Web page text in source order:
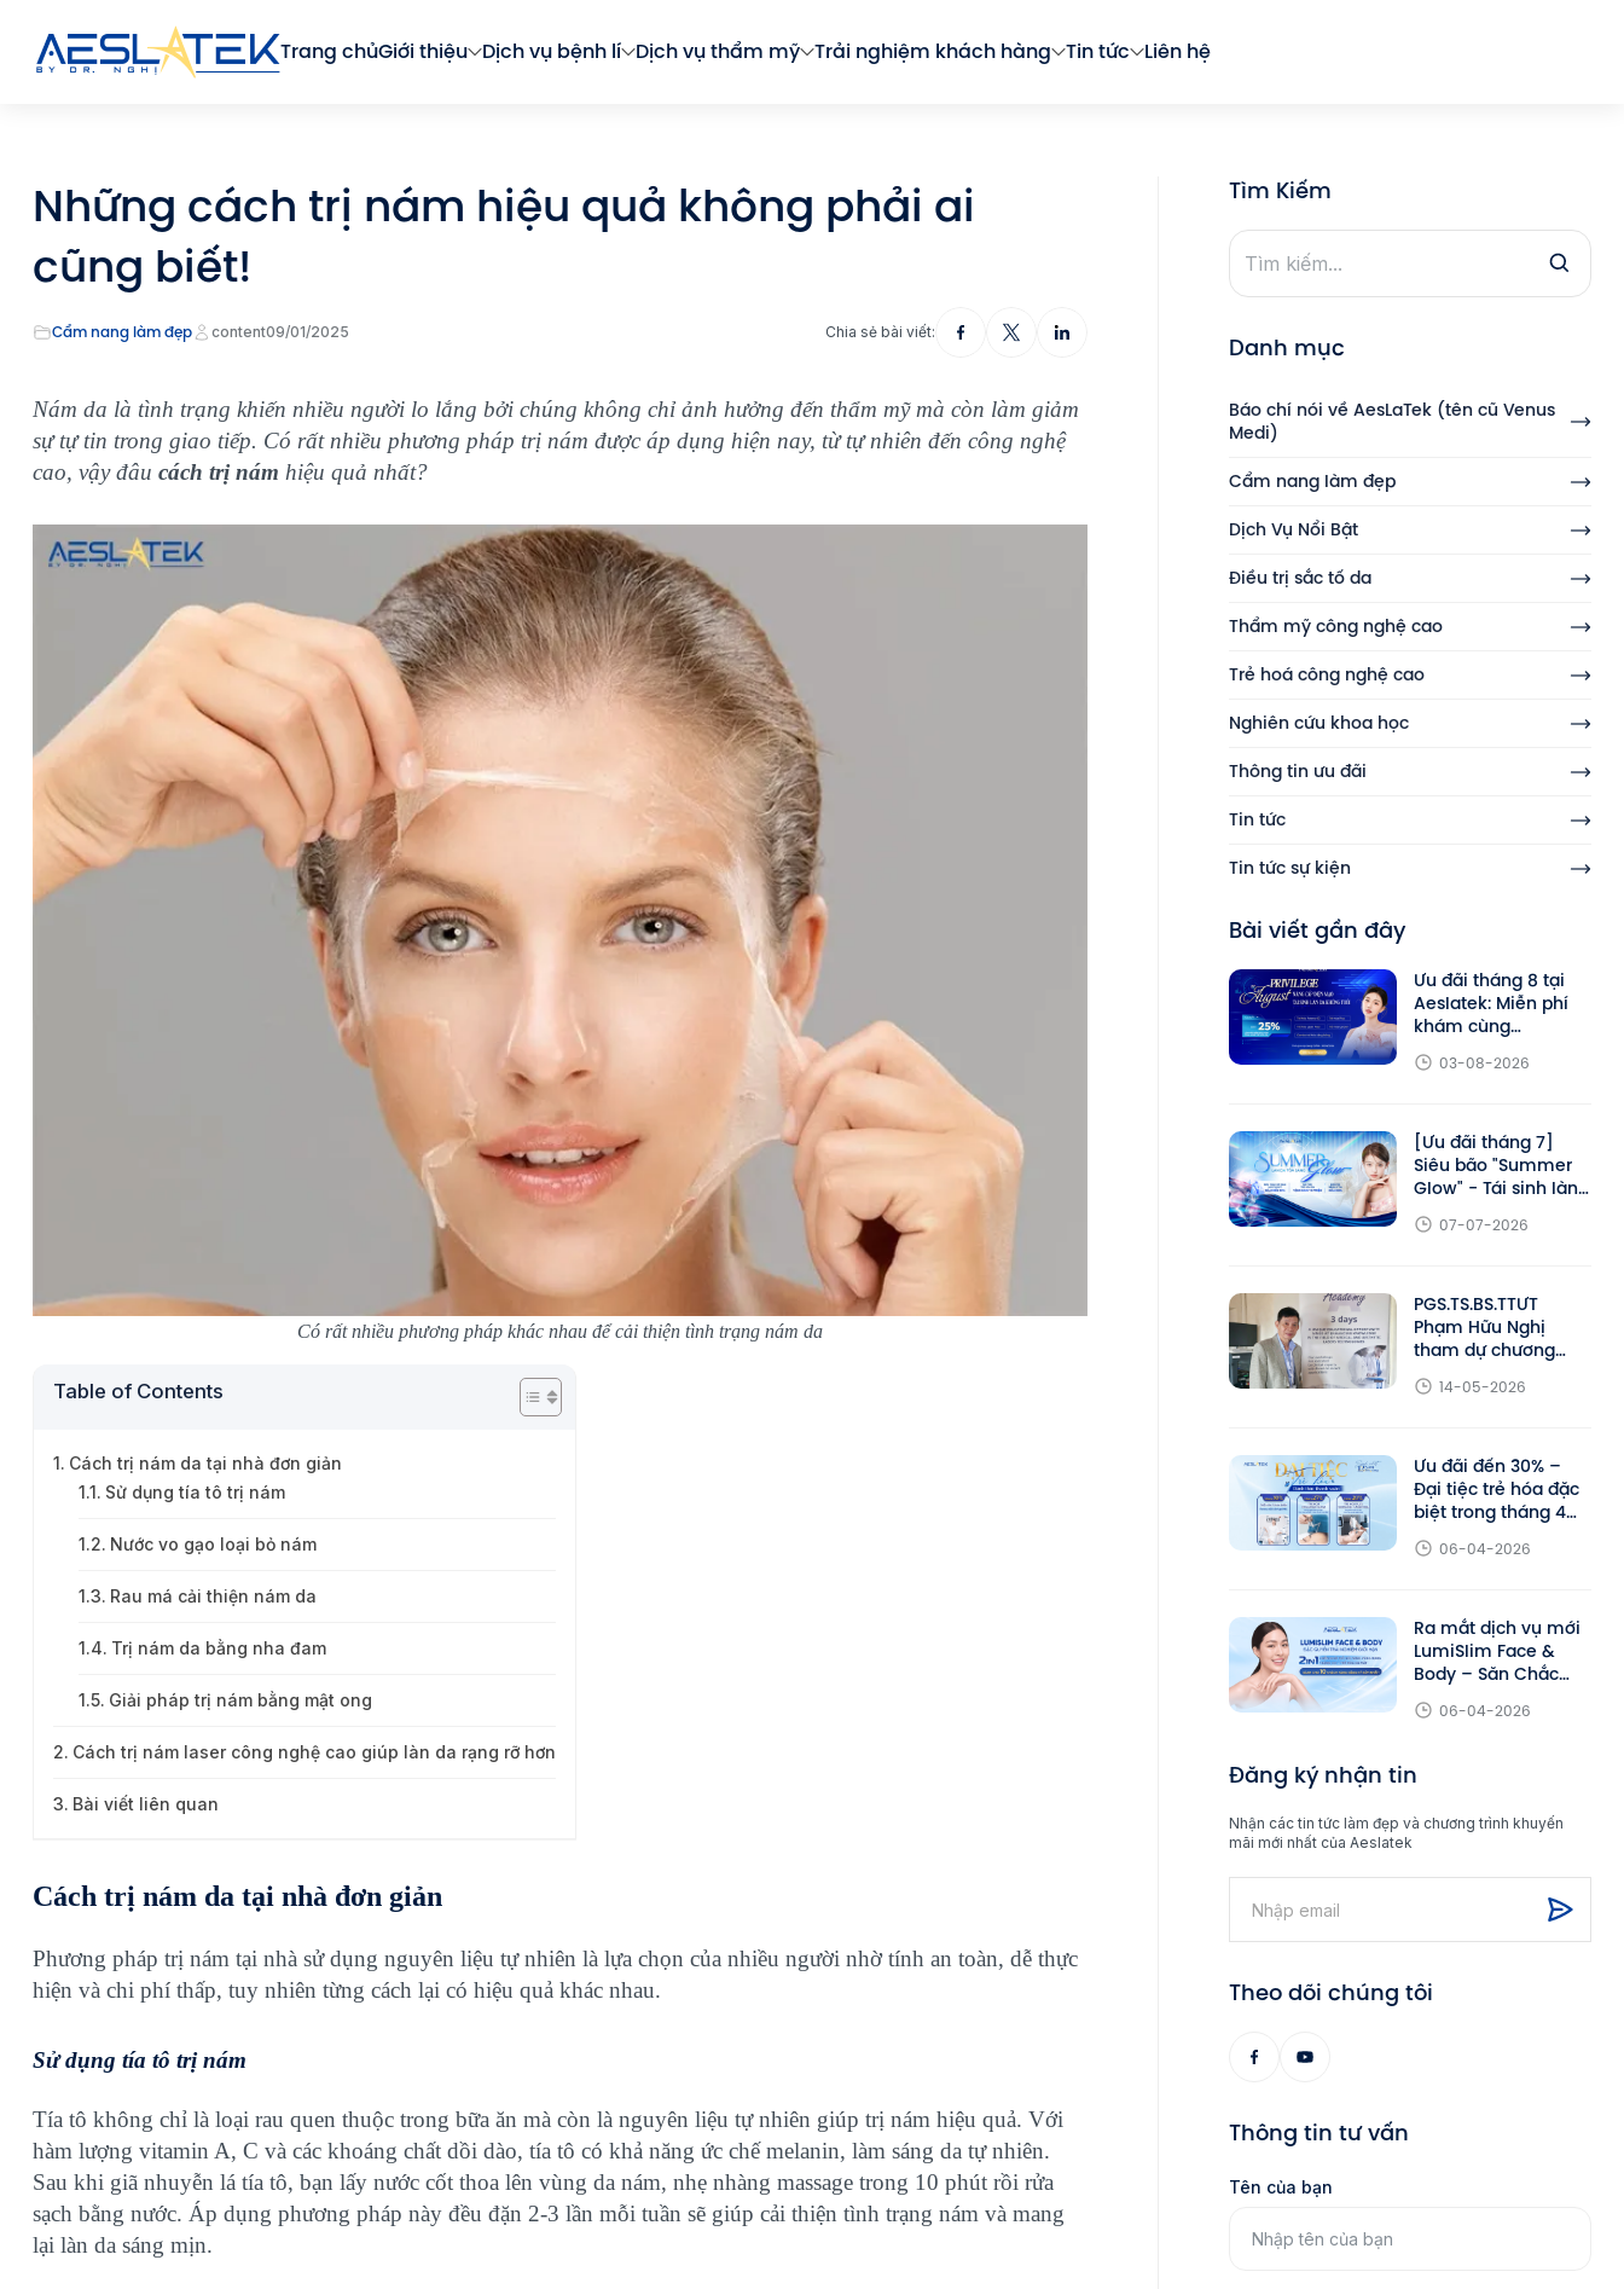
Trang chủGiới thiệu Dịch vụ bệnh lí Dịch vụ thẩm mỹ Trải nghiệm khách hàng Tin tức Liên hệ
Những cách trị nám hiệu quả không phải ai
cũng biết!
Cẩm nang làm đẹp content09/01/2025 Chia sẻ bài viết:
Nám da là tình trạng khiến nhiều người lo lắng bởi chúng không chỉ ảnh hưởng đến thẩm mỹ mà còn làm giảm
sự tự tin trong giao tiếp. Có rất nhiều phương pháp trị nám được áp dụng hiện nay, từ tự nhiên đến công nghệ
cao, vậy đâu cách trị nám hiệu quả nhất?
Có rất nhiều phương pháp khác nhau để cải thiện tình trạng nám da
Table of Contents
Cách trị nám da tại nhà đơn giản
Sử dụng tía tô trị nám
Nước vo gạo loại bỏ nám
Rau má cải thiện nám da
Trị nám da bằng nha đam
Giải pháp trị nám bằng mật ong
Cách trị nám laser công nghệ cao giúp làn da rạng rỡ hơn
Bài viết liên quan
Cách trị nám da tại nhà đơn giản
Phương pháp trị nám tại nhà sử dụng nguyên liệu tự nhiên là lựa chọn của nhiều người nhờ tính an toàn, dễ thực
hiện và chi phí thấp, tuy nhiên từng cách lại có hiệu quả khác nhau.
Sử dụng tía tô trị nám
Tía tô không chỉ là loại rau quen thuộc trong bữa ăn mà còn là nguyên liệu tự nhiên giúp trị nám hiệu quả. Với
hàm lượng vitamin A, C và các khoáng chất dồi dào, tía tô có khả năng ức chế melanin, làm sáng da tự nhiên.
Sau khi giã nhuyễn lá tía tô, bạn lấy nước cốt thoa lên vùng da nám, nhẹ nhàng massage trong 10 phút rồi rửa
sạch bằng nước. Áp dụng phương pháp này đều đặn 2-3 lần mỗi tuần sẽ giúp cải thiện tình trạng nám và mang
lại làn da sáng mịn.
Tìm Kiếm
Danh mục
Báo chí nói về AesLaTek (tên cũ Venus
Medi)
Cẩm nang làm đẹp
Dịch Vụ Nổi Bật
Điều trị sắc tố da
Thẩm mỹ công nghệ cao
Trẻ hoá công nghệ cao
Nghiên cứu khoa học
Thông tin ưu đãi
Tin tức
Tin tức sự kiện
Bài viết gần đây
Ưu đãi tháng 8 tại
Aeslatek: Miễn phí
khám cùng
PGS.TS.BS.TTƯT
Phạm Hữu Nghị,
03-08-2026
[Ưu đãi tháng 7]
Siêu bão "Summer
Glow" - Tái sinh làn
da khỏe đẹp cùng
Aeslatek
07-07-2026
PGS.TS.BS.TTƯT
Phạm Hữu Nghị
tham dự chương
trình đào tạo chuyên
sâu DEKA Academy
14-05-2026
Ưu đãi đến 30% –
Đại tiệc trẻ hóa đặc
biệt trong tháng 4
tại Aeslatek
06-04-2026
Ra mắt dịch vụ mới
LumiSlim Face &
Body – Săn Chắc
Toàn Diện
06-04-2026
Đăng ký nhận tin
Nhận các tin tức làm đẹp và chương trình khuyến
mãi mới nhất của Aeslatek
Theo dõi chúng tôi
Thông tin tư vấn
Tên của bạn